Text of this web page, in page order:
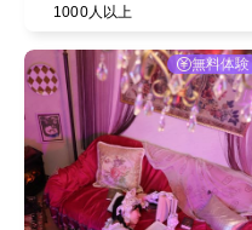
1000人以上
無料体験